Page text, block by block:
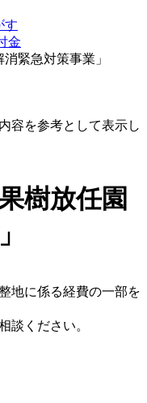
す
金
緊急対策事業」
容を参考として表示し
樹放任園
地に係る経費の一部を
談ください。